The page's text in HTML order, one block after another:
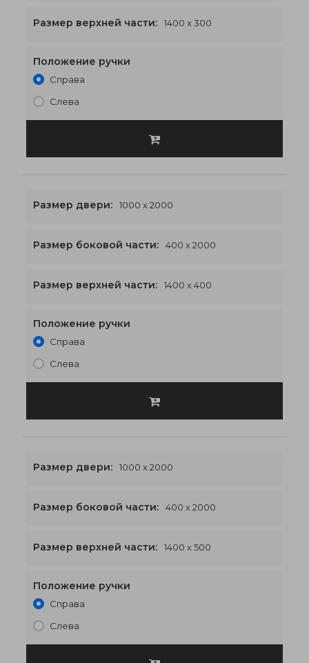
1400 x 2300€529
Размер верхней части: 1400 x 300
Положение ручки
Справа
Слева
1400 x 2400€534
Размер двери: 1000 x 2000
Размер боковой части: 400 x 2000
Размер верхней части: 1400 x 400
Положение ручки
Справа
Слева
1400 x 2500€542
Размер двери: 1000 x 2000
Размер боковой части: 400 x 2000
Размер верхней части: 1400 x 500
Положение ручки
Справа
Слева